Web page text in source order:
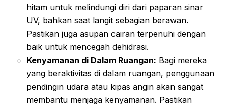
hitam untuk melindungi diri dari paparan sinar
UV, bahkan saat langit sebagian berawan.
Pastikan juga asupan cairan terpenuhi dengan
baik untuk mencegah dehidrasi.
Kenyamanan di Dalam Ruangan: Bagi mereka
yang beraktivitas di dalam ruangan, penggunaan
pendingin udara atau kipas angin akan sangat
membantu menjaga kenyamanan. Pastikan